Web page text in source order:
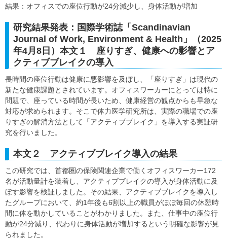
結果：オフィスでの座位行動が24分減少し、身体活動が増加
研究結果発表：国際学術誌「Scandinavian
Journal of Work, Environment & Health」（2025
年4月8日）本文１ 座りすぎ、健康への影響とア
クティブブレイクの導入
長時間の座位行動は健康に悪影響を及ぼし、「座りすぎ」は現代の
新たな健康課題とされています。オフィスワーカーにとっては特に
問題で、座っている時間が長いため、健康経営の観点からも早急な
対応が求められます。そこで体力医学研究所は、実際の職場での座
りすぎの解消方法として「アクティブブレイク」を導入する実証研
究を行いました。
本文２ アクティブブレイク導入の結果
この研究では、首都圏の保険関連企業で働くオフィスワーカー172
名が活動量計を装着し、アクティブブレイクの導入が身体活動に及
ぼす影響を検証しました。その結果、アクティブブレイクを導入し
たグループにおいて、約1年後も6割以上の職員がほぼ毎回の休憩時
間に体を動かしていることがわかりました。また、仕事中の座位行
動が24分減り、代わりに身体活動が増加するという明確な影響が見
られました。